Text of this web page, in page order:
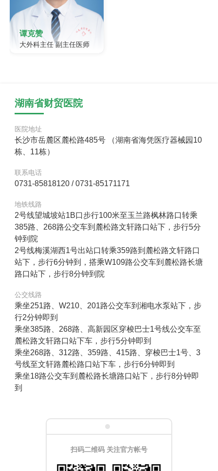
谭克赞
大外科主任 副主任医师
碍、骨关节炎诊治、髋膝关
节置换、髋关节翻修、膝关
富经验，对难治性骨折、疑
难骨病诊断与治疗有独到的
见解，先后
湖南省财贸医院
医院地址
长沙市岳麓区麓松路485号 （湖南省海凭医疗器械园10
栋、11栋）
联系电话
0731-85818120 / 0731-85171171
地铁线路
2号线望城坡站1B口步行100米至玉兰路枫林路口转乘
385路、268路公交车到麓松路文轩路口站下，步行5分
钟到院
2号线梅溪湖西1号出站口转乘359路到麓松路文轩路口
站下，步行6分钟到，搭乘W109路公交车到麓松路长塘
路口站下，步行8分钟到院
公交线路
乘坐251路、W210、201路公交车到湘电水泵站下，步
行2分钟即到
乘坐385路、268路、高新园区穿梭巴士1号线公交车至
麓松路文轩路口站下车，步行5分钟即到
乘坐268路、312路、359路、415路、穿梭巴士1号、3
号线至文轩路麓松路口站下车，步行6分钟即到
乘坐18路公交车到麓松路长塘路口站下，步行8分钟即
到
扫码二维码 关注官方帐号